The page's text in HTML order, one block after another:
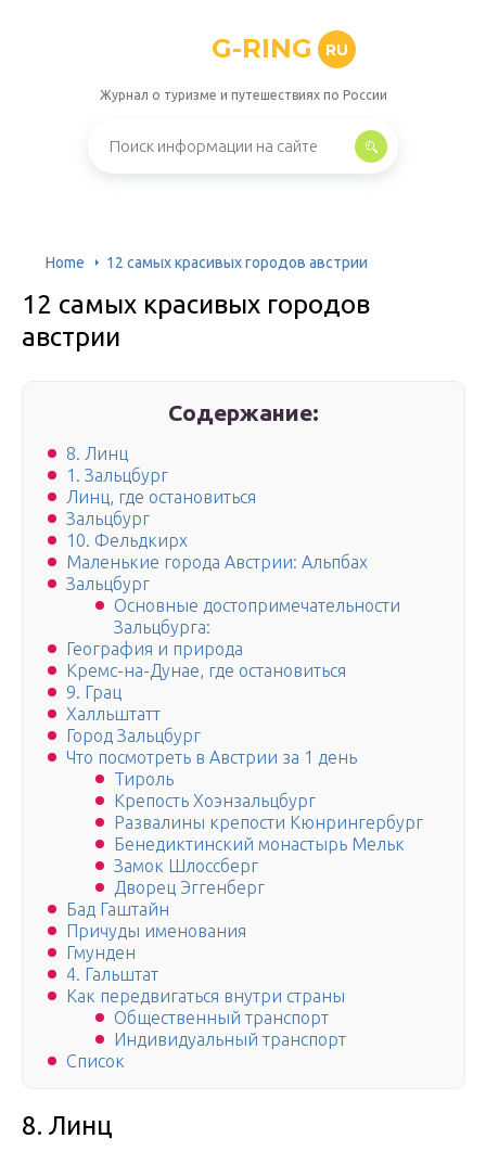
G-RING RU
Журнал о туризме и путешествиях по России
Home 12 самых красивых городов австрии
12 самых красивых городов
австрии
Содержание:
8. Линц
1. Зальцбург
Линц, где остановиться
Зальцбург
10. Фельдкирх
Маленькие города Австрии: Альпбах
Зальцбург
Основные достопримечательности
Зальцбурга:
География и природа
Кремс-на-Дунае, где остановиться
9. Грац
Халльштатт
Город Зальцбург
Что посмотреть в Австрии за 1 день
Тироль
Крепость Хоэнзальцбург
Развалины крепости Кюнрингербург
Бенедиктинский монастырь Мельк
Замок Шлоссберг
Дворец Эггенберг
Бад Гаштайн
Причуды именования
Гмунден
4. Гальштат
Как передвигаться внутри страны
Общественный транспорт
Индивидуальный транспорт
Список
8. Линц